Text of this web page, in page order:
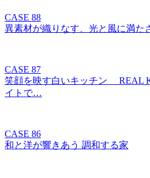
CASE 88
異素材が織りなす、光と風に満た
CASE 87
笑顔を映す白いキッチン REAL
イトで…
CASE 86
和と洋が響きあう 調和する家